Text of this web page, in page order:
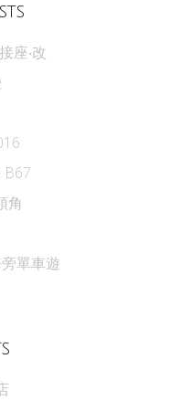
座‧改
B67
角
單車遊